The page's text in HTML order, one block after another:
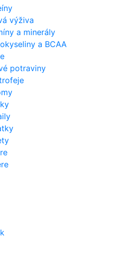
výživa
a minerály
a BCAA
potraviny